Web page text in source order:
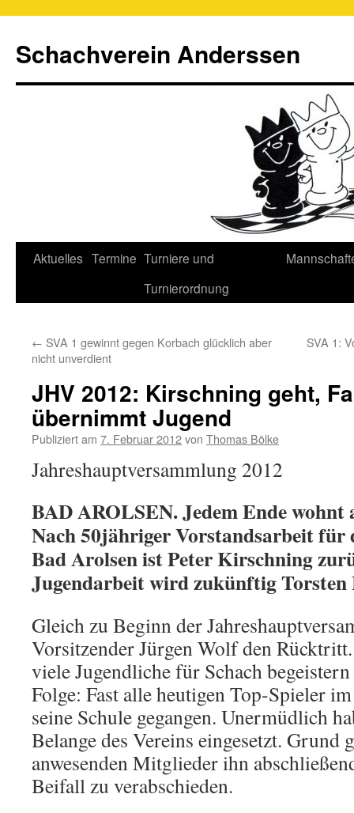
Schachverein Anderssen
Springe
Aktuelles Termine Turniere und
Turnierordnung
← SVA 1 gewinnt gegen Korbach glücklich aber
nicht unverdient
SVA 1:
JHV 2012: Kirschning geht,
übernimmt Jugend
Publiziert am 7. Februar 2012von Thomas Bölke
Jahreshauptversammlung 2012
BAD AROLSEN. Jedem Ende
Nach 50jähriger Vorstandsarbeit für
Bad Arolsen ist Peter Kirschning
Jugendarbeit wird zukünftig Torsten
Gleich zu Beginn der
Vorsitzender Jürgen Wolf den
viele Jugendliche für Schach
Folge: Fast alle heutigen Top-Spieler
seine Schule gegangen. Unermüdlich
Belange des Vereins eingesetzt. Grund
anwesenden Mitglieder ihn
Beifall zu verabschieden.